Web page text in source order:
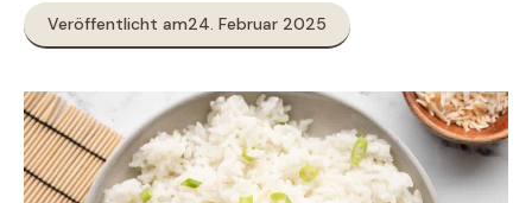
Veröffentlicht am24. Februar 2025